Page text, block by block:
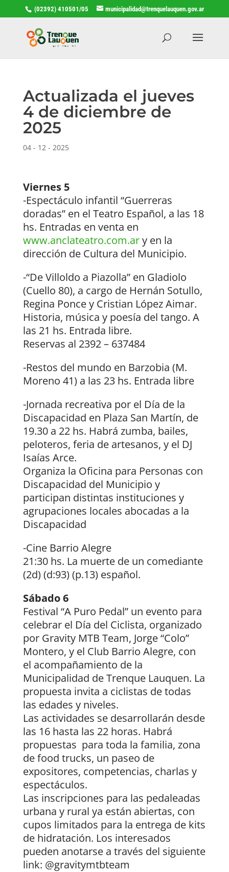
(02392) 410501/05 municipalidad@trenquelauquen.gov.ar
Actualizada el jueves
4 de diciembre de
2025
04 - 12 - 2025
Viernes 5
-Espectáculo infantil “Guerreras
doradas” en el Teatro Español, a las 18
hs. Entradas en venta en
www.anclateatro.com.ary en la
dirección de Cultura del Municipio.
-“De Villoldo a Piazolla” en Gladiolo
(Cuello 80), a cargo de Hernán Sotullo,
Regina Ponce y Cristian López Aimar.
Historia, música y poesía del tango. A
las 21 hs. Entrada libre.
Reservas al 2392 – 637484
-Restos del mundo en Barzobia (M.
Moreno 41) a las 23 hs. Entrada libre
-Jornada recreativa por el Día de la
Discapacidad en Plaza San Martín, de
19.30 a 22 hs. Habrá zumba, bailes,
peloteros, feria de artesanos, y el DJ
Isaías Arce.
Organiza la Oficina para Personas con
Discapacidad del Municipio y
participan distintas instituciones y
agrupaciones locales abocadas a la
Discapacidad
-Cine Barrio Alegre
21:30 hs. La muerte de un comediante
(2d) (d:93) (p.13) español.
Sábado 6
Festival “A Puro Pedal” un evento para
celebrar el Día del Ciclista, organizado
por Gravity MTB Team, Jorge “Colo”
Montero, y el Club Barrio Alegre, con
el acompañamiento de la
Municipalidad de Trenque Lauquen. La
propuesta invita a ciclistas de todas
las edades y niveles.
Las actividades se desarrollarán desde
las 16 hasta las 22 horas. Habrá
propuestas para toda la familia, zona
de food trucks, un paseo de
expositores, competencias, charlas y
espectáculos.
Las inscripciones para las pedaleadas
urbana y rural ya están abiertas, con
cupos limitados para la entrega de kits
de hidratación. Los interesados
pueden anotarse a través del siguiente
link: @gravitymtbteam